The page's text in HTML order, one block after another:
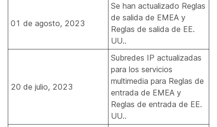
01 de agosto, 2023
Se han actualizado Reglas
de salida de EMEA y
Reglas de salida de EE.
UU..
20 de julio, 2023
Subredes IP actualizadas
para los servicios
multimedia para Reglas de
entrada de EMEA y
Reglas de entrada de EE.
UU..